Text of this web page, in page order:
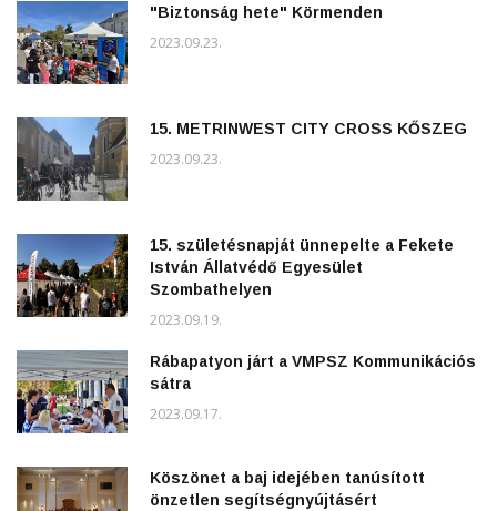
"Biztonság hete" Körmenden
2023.09.23.
15. METRINWEST CITY CROSS KŐSZEG
2023.09.23.
15. születésnapját ünnepelte a Fekete
István Állatvédő Egyesület
Szombathelyen
2023.09.19.
Rábapatyon járt a VMPSZ Kommunikációs
sátra
2023.09.17.
Köszönet a baj idejében tanúsított
önzetlen segítségnyújtásért